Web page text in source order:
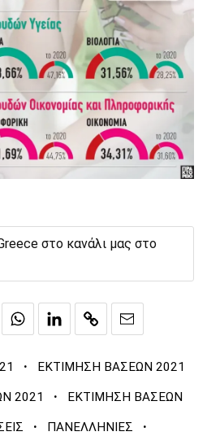
στο κανάλι μας στο
· ΕΚΤΙΜΗΣΗ ΒΑΣΕΩΝ 2021
2021 · ΕΚΤΙΜΗΣΗ ΒΑΣΕΩΝ
· ΠΑΝΕΛΛΗΝΙΕΣ ·